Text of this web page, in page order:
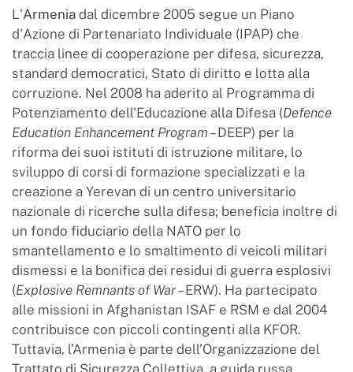
L'Armenia dal dicembre 2005 segue un Piano
d'Azione di Partenariato Individuale (IPAP) che
traccia linee di cooperazione per difesa, sicurezza,
standard democratici, Stato di diritto e lotta alla
corruzione. Nel 2008 ha aderito al Programma di
Potenziamento dell'Educazione alla Difesa (Defence
Education Enhancement Program –DEEP) per la
riforma dei suoi istituti di istruzione militare, lo
sviluppo di corsi di formazione specializzati e la
creazione a Yerevan di un centro universitario
nazionale di ricerche sulla difesa; beneficia inoltre di
un fondo fiduciario della NATO per lo
smantellamento e lo smaltimento di veicoli militari
dismessi e la bonifica dei residui di guerra esplosivi
(Explosive Remnants of War– ERW). Ha partecipato
alle missioni in Afghanistan ISAF e RSM e dal 2004
contribuisce con piccoli contingenti alla KFOR.
Tuttavia, l’Armenia è parte dell’Organizzazione del
Trattato di Sicurezza Collettiva, a guida russa,